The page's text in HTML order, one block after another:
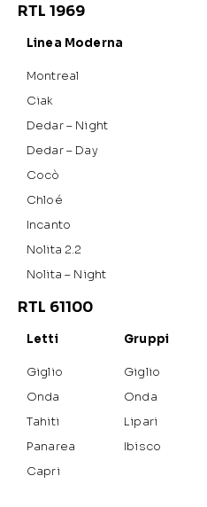
RTL 1969
Linea Moderna
Montreal
Ciak
Dedar – Night
Dedar – Day
Cocò
Chloé
Incanto
Nolita 2.2
Nolita – Night
RTL 61100
Letti
Giglio
Onda
Tahiti
Panarea
Capri
Gruppi
Giglio
Onda
Lipari
Ibisco